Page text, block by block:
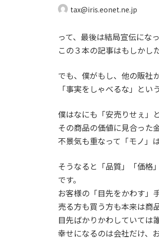
tax@iris.eonet.ne.jp
って、最後は結局宣伝にな
この３本の記事はもしかし
でも、僕がもし、他の販社
「事実をしゃべるな」とい
僕はなにも「安売りせぇ」
その商品の価値に見合った
不景気も重なって「モノ」
そうなると「品質」「価格
です。
お客様の「目先をかわす」
売る方も買う方も本来は商
目先ばかりかわしていては
幸せになるのは会社だけ、